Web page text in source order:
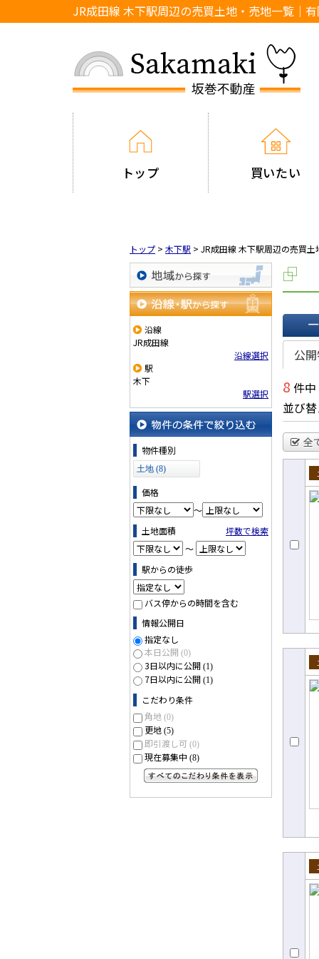
JR成田線 木下駅周辺の売買土地・売地一覧｜
トップ 買いたい
トップ > 木下駅 > JR成田線 木下駅周辺の売買土
地域から探す
沿線・駅から探す
沿線
JR成田線
沿線選択
駅
木下
駅選択
物件の条件で絞り込む
物件種別
土地 (8)
価格
～
土地面積
坪数で検索
～
駅からの徒歩
バス停からの時間を含む
情報公開日
指定なし
本日公開 (0)
3日以内に公開 (1)
7日以内に公開 (1)
こだわり条件
角地 (0)
更地 (5)
即引渡し可 (0)
現在募集中 (8)
一覧
公
8 件
並び
全